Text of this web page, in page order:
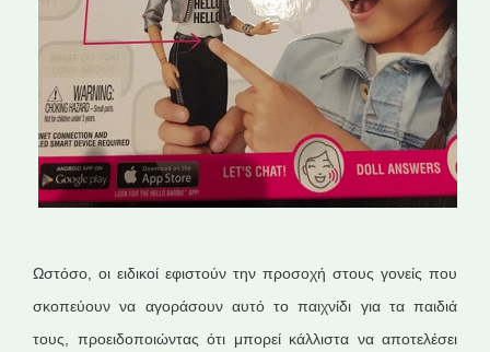
Ωστόσο, οι ειδικοί εφιστούν την προσοχή στους γονείς που
σκοπεύουν να αγοράσουν αυτό το παιχνίδι για τα παιδιά
τους, προειδοποιώντας ότι μπορεί κάλλιστα να αποτελέσει